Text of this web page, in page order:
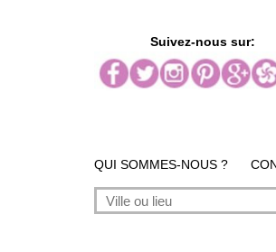
Suivez-nous sur:
QUI SOMMES-NOUS ?